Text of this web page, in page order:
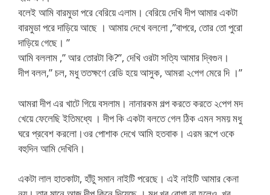
বলেই আমি বারমুডা পরে বেরিয়ে এলাম। বেরিয়ে দেখি দীপ আমার একটা
বারমুডা পরে দাড়িয়ে আছে । আমায় দেখে বললো ,”বাপরে, তোর তো পুরো
দাড়িয়ে গেছে। ”
আমি বললাম ,” আর তোরটা কি?”, দেখি ওরটা সত্যি আমার দ্বিগুন।
দীপ বলল,” চল, মধু ততক্ষণে রেডি হয়ে আসুক, আমরা ২পেগ মেরে দি ।”
আমরা দীপ এর খাটে গিয়ে বসলাম। নানারকম গল্প করতে করতে ২পেগ মদ
খেয়ে ফেলেছি ইতিমধ্যে । দীপ কি একটা বলতে গেল ঠিক এমন সময় মধু
ঘরে প্রবেশ করলো।ওর পোশাক দেখে আমি হতবাক। এরম রূপে ওকে
বহুদিন আমি দেখিনি।
একটা লাল হাতকাটা, হাঁটু সমান নাইটি পরেছে। এই নাইটি আমার কেনা